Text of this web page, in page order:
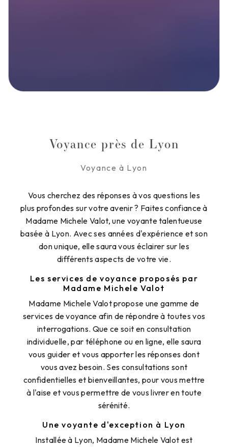
Voyance près de Lyon
Voyance à Lyon
Vous cherchez des réponses à vos questions les
plus profondes sur votre avenir ? Faites confiance à
Madame Michele Valot, une voyante talentueuse
basée à Lyon. Avec ses années d'expérience et son
don unique, elle saura vous éclairer sur les
différents aspects de votre vie.
Les services de voyance proposés par
Madame Michele Valot
Madame Michele Valot propose une gamme de
services de voyance afin de répondre à toutes vos
interrogations. Que ce soit en consultation
individuelle, par téléphone ou en ligne, elle saura
vous guider et vous apporter les réponses dont
vous avez besoin. Ses consultations sont
confidentielles et bienveillantes, pour vous mettre
à l'aise et vous permettre de vous livrer en toute
sérénité.
Une voyante d'exception à Lyon
Installée à Lyon, Madame Michele Valot est